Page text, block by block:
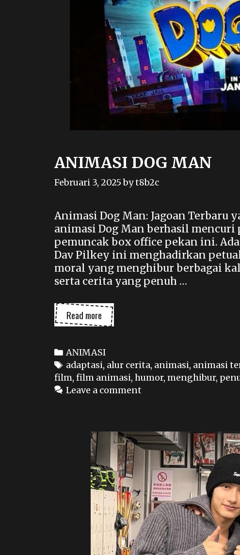
ANIMASI DOG MAN
Februari 3, 2025 byt8b2c
Animasi Dog Man: Jagoan Terbaru
animasi Dog Man berhasil
pemuncak box office pekan ini.
Dav Pilkey ini menghadirkan
moral yang menghibur berbagai
serta cerita yang penuh …
Read more ANIMASI
DOG
Categories
ANIMASI
Tags
adaptasi, alur cerita, animasi, animasi
film, film animasi, humor, menghibur,
Leave a comment